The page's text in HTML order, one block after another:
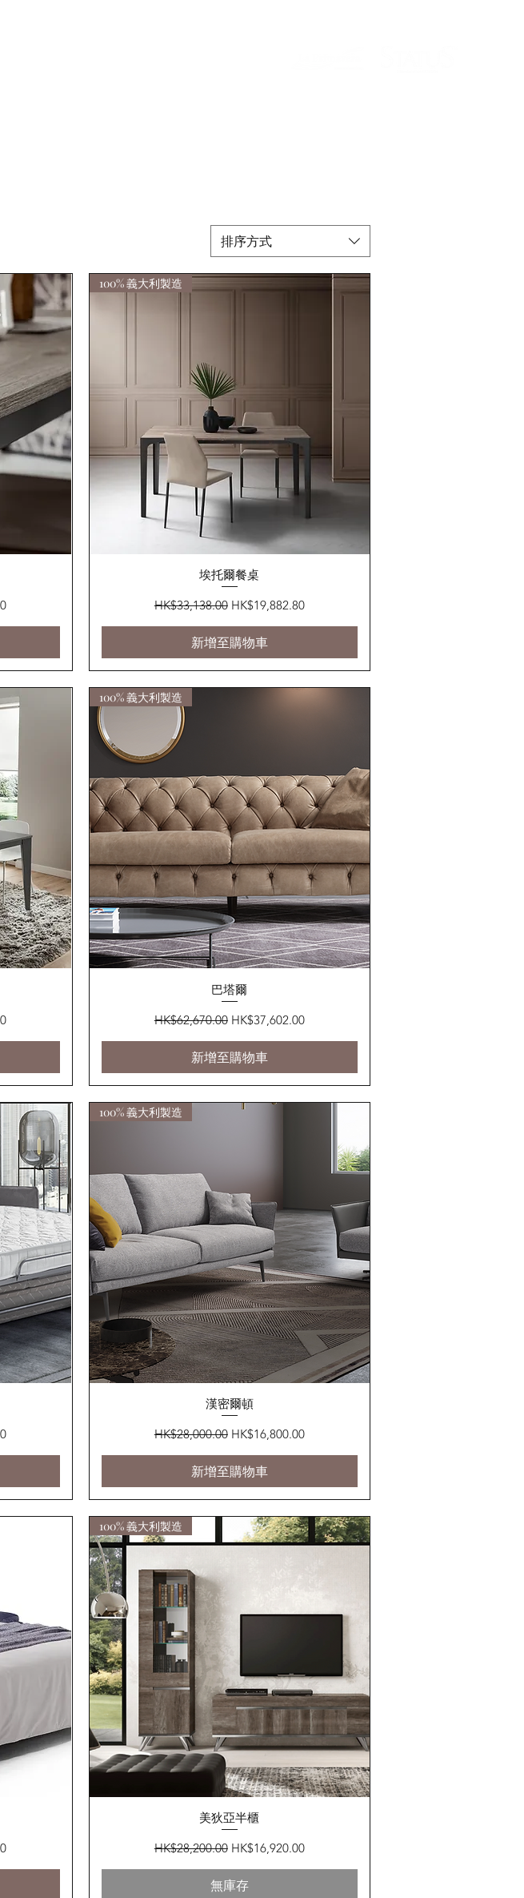
排序方式
快速瀏覽
100% 義大利製造
埃托爾餐桌
一般價格
HK$33,138.00 促銷價格
HK$19,882.80
新增至購物車
快速瀏覽
100% 義大利製造
巴塔爾
一般價格
HK$62,670.00 促銷價格
HK$37,602.00
新增至購物車
快速瀏覽
100% 義大利製造
漢密爾頓
一般價格
HK$28,000.00 促銷價格
HK$16,800.00
新增至購物車
快速瀏覽
100% 義大利製造
美狄亞半櫃
一般價格
HK$28,200.00 促銷價格
HK$16,920.00
無庫存